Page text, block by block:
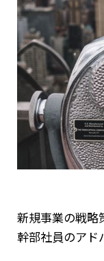
新規事業の戦略
幹部社員のアド